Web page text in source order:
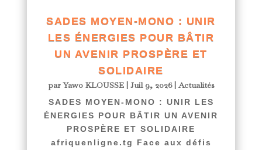
SADES MOYEN-MONO : UNIR
LES ÉNERGIES POUR BÂTIR
UN AVENIR PROSPÈRE ET
SOLIDAIRE
parYawo KLOUSSE| Juil 9, 2026| Actualités
SADES MOYEN-MONO : UNIR LES
ÉNERGIES POUR BÂTIR UN AVENIR
PROSPÈRE ET SOLIDAIRE
afriquenligne.tg Face aux défis